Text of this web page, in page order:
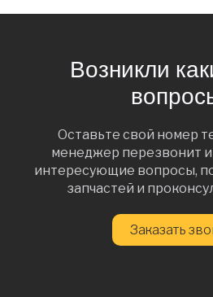
Возникли
Оставьте свой номер
менеджер перезвонит и
интересующие вопросы,
запчастей и
Заказать